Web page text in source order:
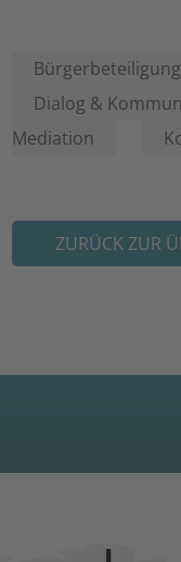
Dialog &
Mediation
ZURÜCK ZUR